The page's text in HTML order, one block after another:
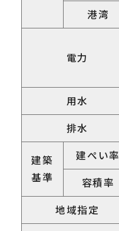
港湾
電力
用水
排水
建築
基準
建ぺい率
容積率
地域指定